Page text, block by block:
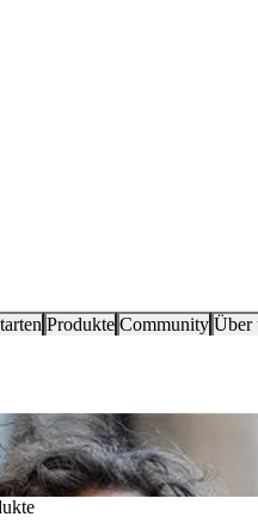
Produkte Community Über
alles, was Sie